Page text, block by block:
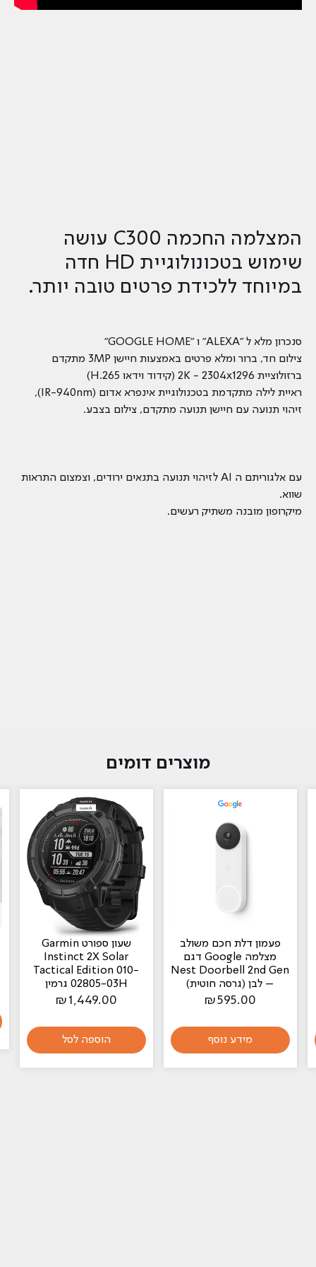
המצלמה החכמה C300 עושה
שימוש בטכונולוגיית HD חדה
במיוחד ללכידת פרטים טובה יותר.
סנכרון מלא ל "ALEXA" ו "GOOGLE HOME"
צילום חד, ברור ומלא פרטים באמצעות חיישן 3MP מתקדם
ברזולוציית 2K - 2304x1296 (קידוד וידאו H.265)
ראיית לילה מתקדמת בטכנולוגיית אינפרא אדום (IR-940nm),
זיהוי תנועה עם חיישן תנועה מתקדם, צילום בצבע.
עם אלגוריתם ה AI לזיהוי תנועה בתנאים ירודים, וצמצום התראות
שווא.
מיקרופון מובנה משתיק רעשים.
מוצרים דומים
פעמון דלת חכם משולב
מצלמה Google דגם
Nest Doorbell 2nd Gen
– לבן‏ (גרסה חוטית)
₪595.00
מידע נוסף
‏שעון ספורט Garmin
Instinct 2X Solar
Tactical Edition 010-
02805-03H גרמין
₪1,449.00
הוספה לסל